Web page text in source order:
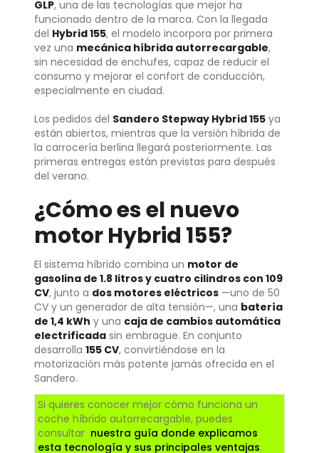
GLP, una de las tecnologías que mejor ha
funcionado dentro de la marca. Con la llegada
del Hybrid 155, el modelo incorpora por primera
vez una mecánica híbrida autorrecargable,
sin necesidad de enchufes, capaz de reducir el
consumo y mejorar el confort de conducción,
especialmente en ciudad.
Los pedidos del Sandero Stepway Hybrid 155 ya
están abiertos, mientras que la versión híbrida de
la carrocería berlina llegará posteriormente. Las
primeras entregas están previstas para después
del verano.
¿Cómo es el nuevo
motor Hybrid 155?
El sistema híbrido combina un motor de
gasolina de 1.8 litros y cuatro cilindros con 109
CV, junto a dos motores eléctricos —uno de 50
CV y un generador de alta tensión—, una batería
de 1,4 kWh y una caja de cambios automática
electrificada sin embrague. En conjunto
desarrolla 155 CV, convirtiéndose en la
motorización más potente jamás ofrecida en el
Sandero.
Si quieres conocer mejor cómo funciona un
coche híbrido autorrecargable, puedes
consultar nuestra guía donde explicamos
esta tecnología y sus principales ventajas.